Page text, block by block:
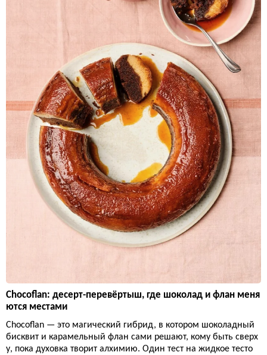
Chocoflan: десерт-перевёртыш, где шоколад и флан меня
ются местами
Chocoflan — это магический гибрид, в котором шоколадный
бисквит и карамельный флан сами решают, кому быть сверх
у, пока духовка творит алхимию. Один тест на жидкое тесто